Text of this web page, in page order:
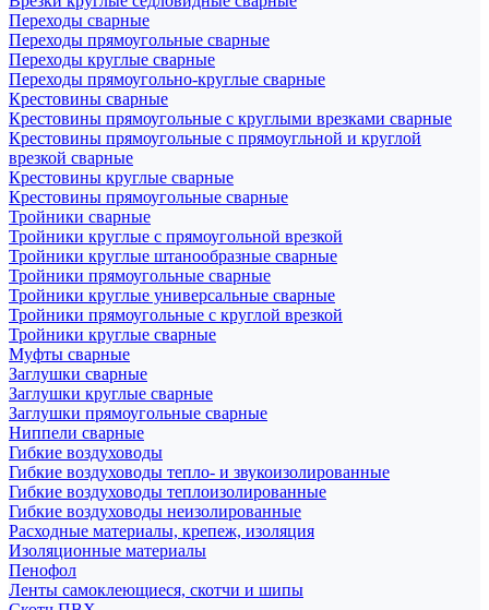
Переходы сварные
Переходы прямоугольные сварные
Переходы круглые сварные
Переходы прямоугольно-круглые сварные
Крестовины сварные
Крестовины прямоугольные с круглыми врезками сварные
Крестовины прямоугольные с прямоугльной и круглой
врезкой сварные
Крестовины круглые сварные
Крестовины прямоугольные сварные
Тройники сварные
Тройники круглые с прямоугольной врезкой
Тройники круглые штанообразные сварные
Тройники прямоугольные сварные
Тройники круглые универсальные сварные
Тройники прямоугольные с круглой врезкой
Тройники круглые сварные
Муфты сварные
Заглушки сварные
Заглушки круглые сварные
Заглушки прямоугольные сварные
Ниппели сварные
Гибкие воздуховоды
Гибкие воздуховоды тепло- и звукоизолированные
Гибкие воздуховоды теплоизолированные
Гибкие воздуховоды неизолированные
Расходные материалы, крепеж, изоляция
Изоляционные материалы
Пенофол
Ленты самоклеющиеся, скотчи и шипы